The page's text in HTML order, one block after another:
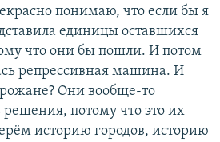
понимаю, что если бы я
единицы оставшихся
что они бы пошли. И потом
репрессивная машина. И
Они вообще-то
потому что это их
историю городов, историю